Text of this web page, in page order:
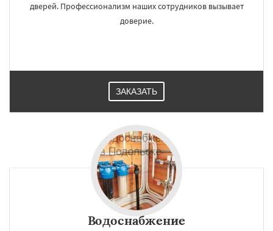
дверей. Профессионализм наших сотрудников вызывает
доверие.
ЗАКАЗАТЬ
Водоснабжение